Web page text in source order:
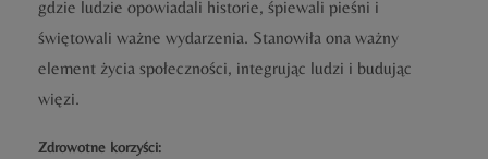
gdzie ludzie opowiadali historie, śpiewali pieśni i
świętowali ważne wydarzenia. Stanowiła ona ważny
element życia społeczności, integrując ludzi i budując
więzi.
Zdrowotne korzyści: